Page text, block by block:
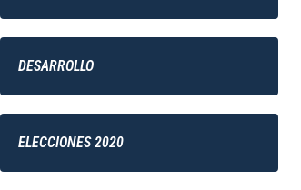
DESARROLLO
ELECCIONES 2020